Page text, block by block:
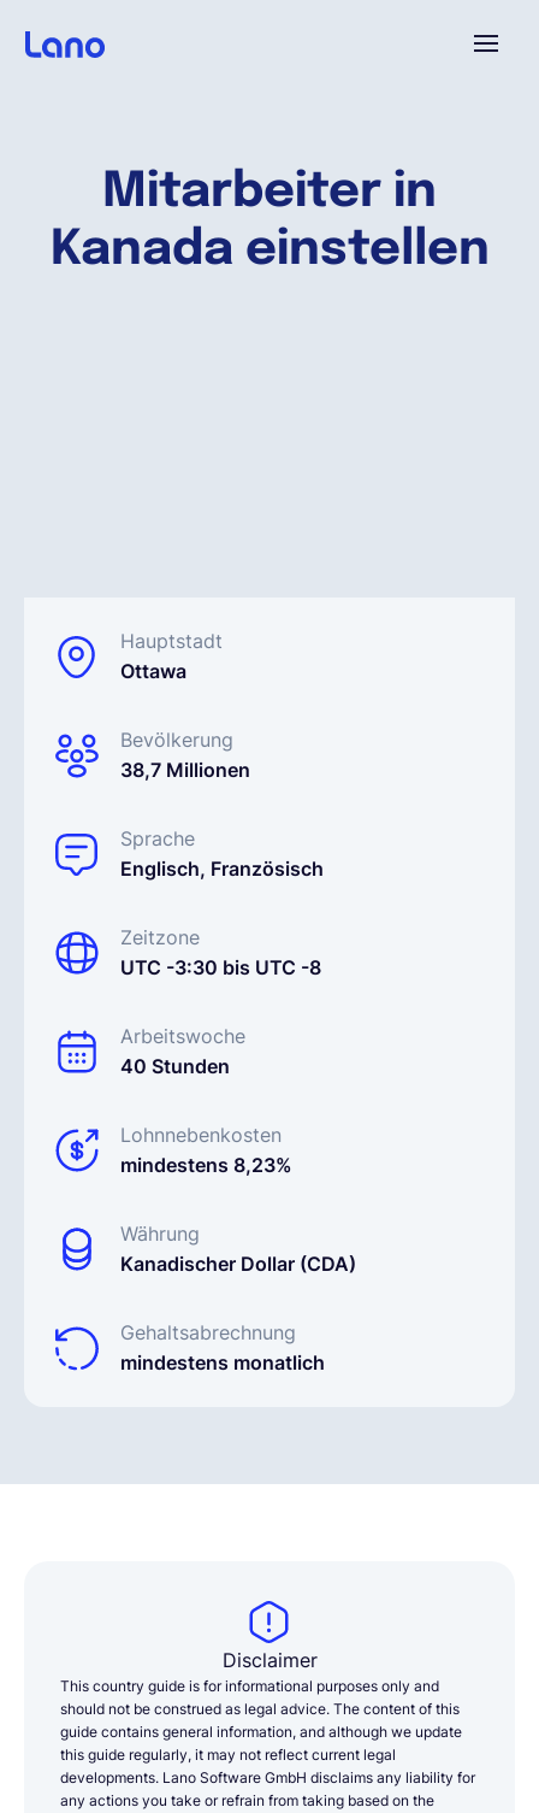
Mitarbeiter in
Kanada einstellen
Hauptstadt
Ottawa
Bevölkerung
38,7 Millionen
Sprache
Englisch, Französisch
Zeitzone
UTC -3:30 bis UTC -8
Arbeitswoche
40 Stunden
Lohnnebenkosten
mindestens 8,23%
Währung
Kanadischer Dollar (CDA)
Gehaltsabrechnung
mindestens monatlich
Warum Lano?
EOR & Payroll
Contractor Management
Disclaimer
This country guide is for informational purposes only and
should not be construed as legal advice. The content of this
guide contains general information, and although we update
this guide regularly, it may not reflect current legal
developments. Lano Software GmbH disclaims any liability for
any actions you take or refrain from taking based on the